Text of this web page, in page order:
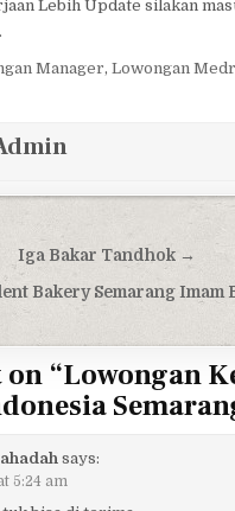
Lebih Update silakan
Manager,Lowongan
Iga Bakar Tandhok →
Bakery Semarang Imam
“Lowongan
says:
5:24 am